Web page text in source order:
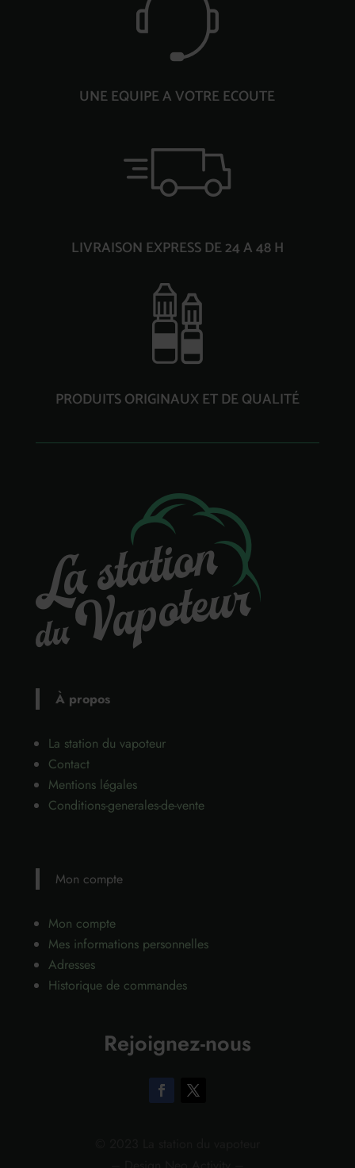
UNE EQUIPE A VOTRE ECOUTE
LIVRAISON EXPRESS DE 24 A 48 H
PRODUITS ORIGINAUX ET DE QUALITÉ
À propos
La station du vapoteur
Contact
Mentions légales
Conditions-generales-de-vente
Mon compte
Mon compte
Mes informations personnelles
Adresses
Historique de commandes
Rejoignez-nous